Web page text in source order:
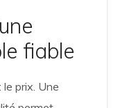
fiable
prix. Une